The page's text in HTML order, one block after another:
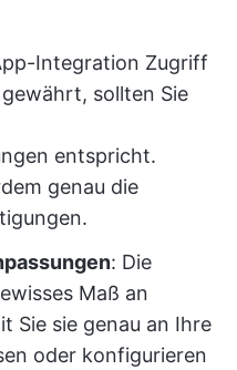
Integration Zugriff
sollten Sie
entspricht.
genau die
: Die
Maß an
Sie sie genau an Ihre
oder konfigurieren